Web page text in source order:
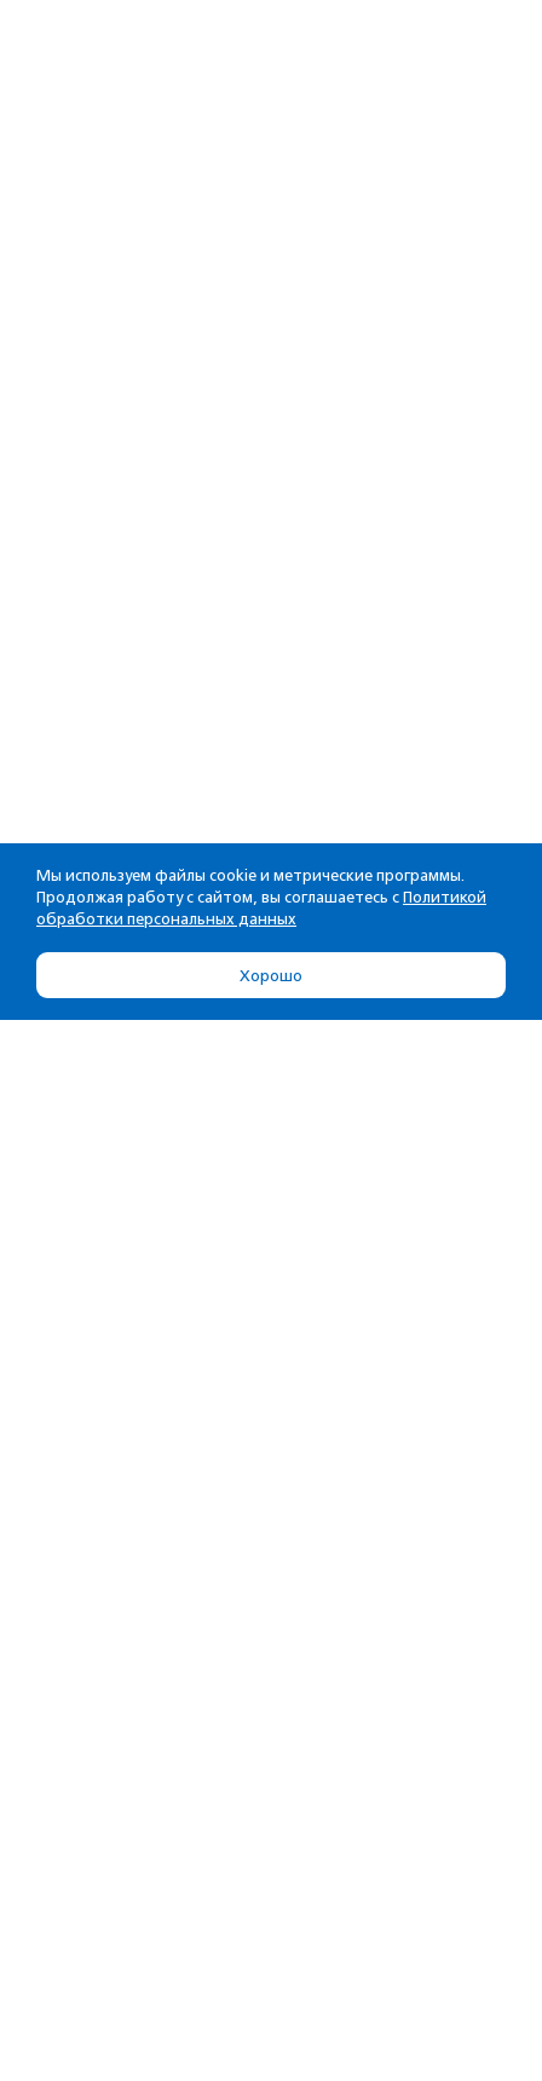
Мы используем файлы cookie и метрические программы.
Продолжая работу с сайтом, вы соглашаетесь с Политикой
обработки персональных данных
Хорошо